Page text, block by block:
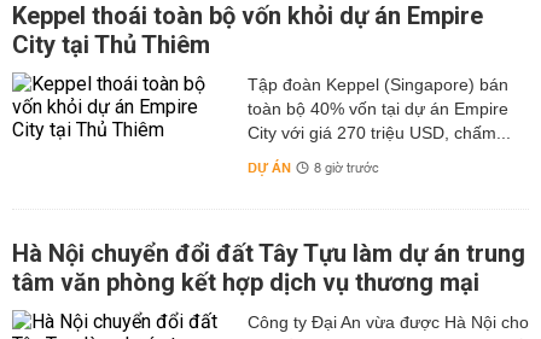
Keppel thoái toàn bộ vốn khỏi dự án Empire
City tại Thủ Thiêm
Tập đoàn Keppel (Singapore) bán
toàn bộ 40% vốn tại dự án Empire
City với giá 270 triệu USD, chấm...
DỰ ÁN 8 giờ trước
Hà Nội chuyển đổi đất Tây Tựu làm dự án trung
tâm văn phòng kết hợp dịch vụ thương mại
Công ty Đại An vừa được Hà Nội cho